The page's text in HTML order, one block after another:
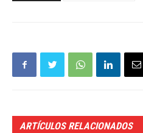
ARTÍCULOS RELACIONADOS